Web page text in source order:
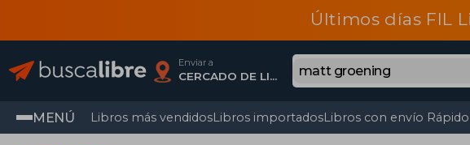
Últimos días FIL
Enviar a
CERCADO DE LIMA, Lima
MENÚ Libros más vendidosLibros importadosLibros con envío Rápido